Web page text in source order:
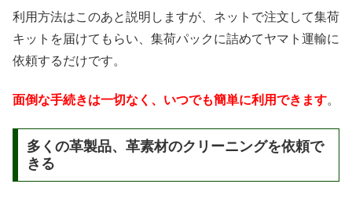
利用方法はこのあと説明しますが、ネットで注文して集荷
キットを届けてもらい、集荷パックに詰めてヤマト運輸に
依頼するだけです。
面倒な手続きは一切なく、いつでも簡単に利用できます。
多くの革製品、革素材のクリーニングを依頼で
きる